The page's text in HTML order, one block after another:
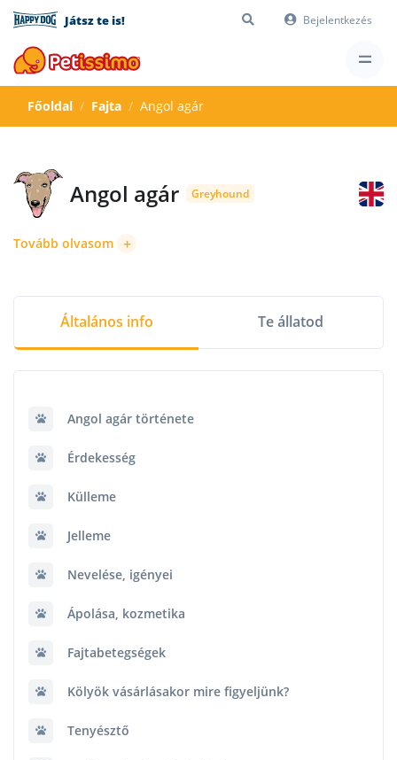
Játsz te is! Bejelentkezés
Főoldal Fajta Angol agár
Angol agár Greyhound
Tovább olvasom +
Általános info Te állatod
Angol agár története
Érdekesség
Külleme
Jelleme
Nevelése, igényei
Ápolása, kozmetika
Fajtabetegségek
Kölyök vásárlásakor mire figyeljünk?
Tenyésztő